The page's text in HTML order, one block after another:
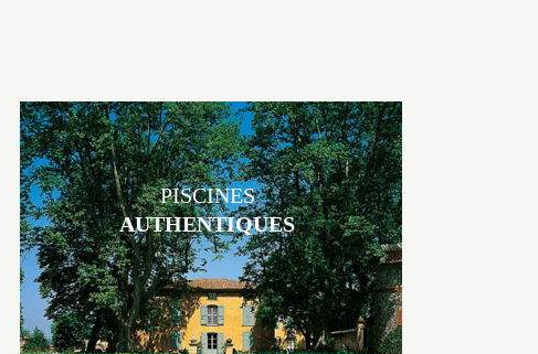
Les piscines en béton authentiques Jacques Brens se démarquent par
la noblesse des matériaux
PISCINES
AUTHENTIQUES